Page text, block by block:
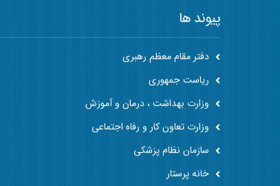
پیوند ها
دفتر مقام معظم رهبری
ریاست جمهوری
وزارت بهداشت ، درمان و آموزش
وزارت تعاون کار و رفاه اجتماعی
سازمان نظام پزشکی
خانه پرستار